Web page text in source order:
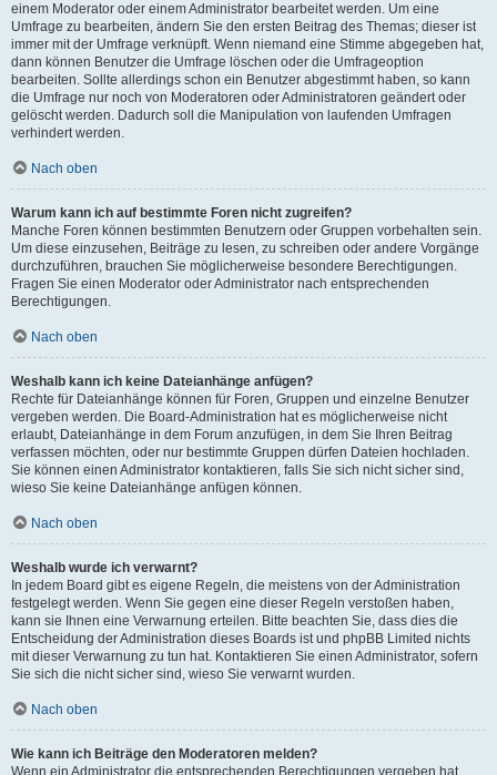
einem Moderator oder einem Administrator bearbeitet werden. Um eine
Umfrage zu bearbeiten, ändern Sie den ersten Beitrag des Themas; dieser ist
immer mit der Umfrage verknüpft. Wenn niemand eine Stimme abgegeben hat,
dann können Benutzer die Umfrage löschen oder die Umfrageoption
bearbeiten. Sollte allerdings schon ein Benutzer abgestimmt haben, so kann
die Umfrage nur noch von Moderatoren oder Administratoren geändert oder
gelöscht werden. Dadurch soll die Manipulation von laufenden Umfragen
verhindert werden.
Nach oben
Warum kann ich auf bestimmte Foren nicht zugreifen?
Manche Foren können bestimmten Benutzern oder Gruppen vorbehalten sein.
Um diese einzusehen, Beiträge zu lesen, zu schreiben oder andere Vorgänge
durchzuführen, brauchen Sie möglicherweise besondere Berechtigungen.
Fragen Sie einen Moderator oder Administrator nach entsprechenden
Berechtigungen.
Nach oben
Weshalb kann ich keine Dateianhänge anfügen?
Rechte für Dateianhänge können für Foren, Gruppen und einzelne Benutzer
vergeben werden. Die Board-Administration hat es möglicherweise nicht
erlaubt, Dateianhänge in dem Forum anzufügen, in dem Sie Ihren Beitrag
verfassen möchten, oder nur bestimmte Gruppen dürfen Dateien hochladen.
Sie können einen Administrator kontaktieren, falls Sie sich nicht sicher sind,
wieso Sie keine Dateianhänge anfügen können.
Nach oben
Weshalb wurde ich verwarnt?
In jedem Board gibt es eigene Regeln, die meistens von der Administration
festgelegt werden. Wenn Sie gegen eine dieser Regeln verstoßen haben,
kann sie Ihnen eine Verwarnung erteilen. Bitte beachten Sie, dass dies die
Entscheidung der Administration dieses Boards ist und phpBB Limited nichts
mit dieser Verwarnung zu tun hat. Kontaktieren Sie einen Administrator, sofern
Sie sich die nicht sicher sind, wieso Sie verwarnt wurden.
Nach oben
Wie kann ich Beiträge den Moderatoren melden?
Wenn ein Administrator die entsprechenden Berechtigungen vergeben hat,